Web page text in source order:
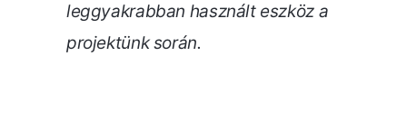
leggyakrabban használt eszköz a
projektünk során.